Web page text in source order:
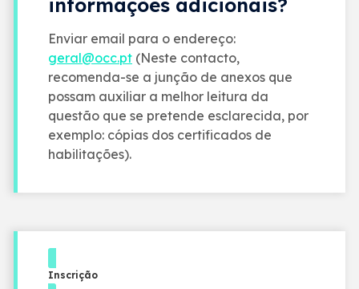
Enviar email para o endereço:
geral@occ.pt (Neste contacto,
recomenda-se a junção de anexos que
possam auxiliar a melhor leitura da
questão que se pretende esclarecida, por
exemplo: cópias dos certificados de
habilitações).
Inscrição